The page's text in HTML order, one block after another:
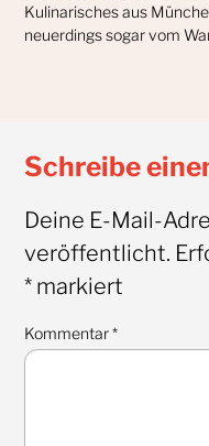
Kulinarisches aus
neuerdings sogar vom
Schreibe
Deine E-Mail-
veröffentlicht.
*markiert
Kommentar*